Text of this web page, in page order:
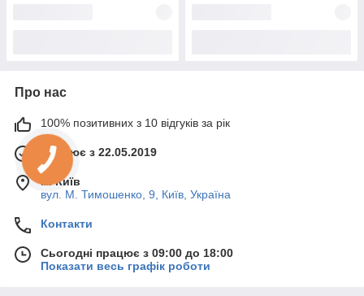
Про нас
100% позитивних з 10 відгуків за рік
Працює з 22.05.2019
м. Київ
вул. М. Тимошенко, 9, Київ, Україна
Контакти
Сьогодні працює з 09:00 до 18:00
Показати весь графік роботи